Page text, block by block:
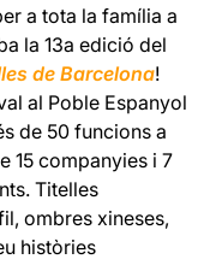
a tota la família a
la 13a edició del
de Barcelona!
al Poble Espanyol
de 50 funcions a
15 companyies i 7
Titelles
ombres xineses,
històries